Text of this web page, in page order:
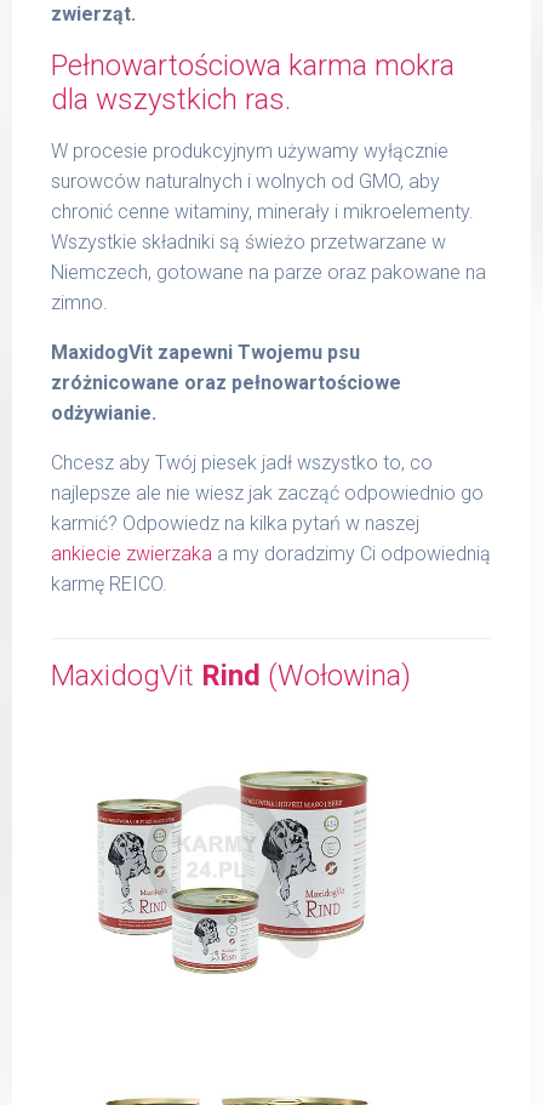
zwierząt.
Pełnowartościowa karma mokra
dla wszystkich ras.
W procesie produkcyjnym używamy wyłącznie
surowców naturalnych i wolnych od GMO, aby
chronić cenne witaminy, minerały i mikroelementy.
Wszystkie składniki są świeżo przetwarzane w
Niemczech, gotowane na parze oraz pakowane na
zimno.
MaxidogVit zapewni Twojemu psu
zróżnicowane oraz pełnowartościowe
odżywianie.
Chcesz aby Twój piesek jadł wszystko to, co
najlepsze ale nie wiesz jak zacząć odpowiednio go
karmić? Odpowiedz na kilka pytań w naszej
ankiecie zwierzaka a my doradzimy Ci odpowiednią
karmę REICO.
MaxidogVit Rind (Wołowina)